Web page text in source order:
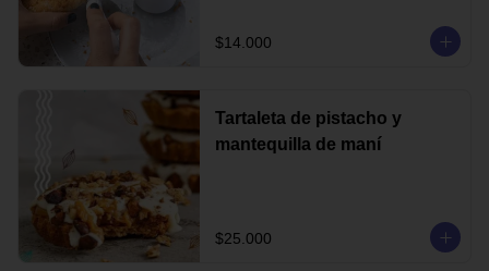
$14.000
Tartaleta de pistacho y
mantequilla de maní
$25.000